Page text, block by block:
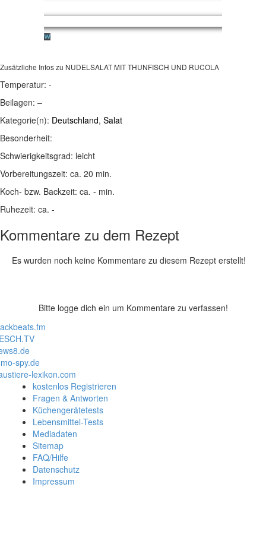
Zusätzliche Infos zu NUDELSALAT MIT THUNFISCH UND RUCOLA
Temperatur: -
Beilagen: –
Kategorie(n): Deutschland, Salat
Besonderheit:
Schwierigkeitsgrad: leicht
Vorbereitungszeit: ca. 20 min.
Koch- bzw. Backzeit: ca. - min.
Ruhezeit: ca. -
Kommentare zu dem Rezept
Es wurden noch keine Kommentare zu diesem Rezept erstellt!
Bitte logge dich ein um Kommentare zu verfassen!
spy.de
lexikon.com
kostenlos Registrieren
Fragen & Antworten
Küchengerätetests
Lebensmittel-Tests
Mediadaten
Sitemap
FAQ/Hilfe
Datenschutz
Impressum